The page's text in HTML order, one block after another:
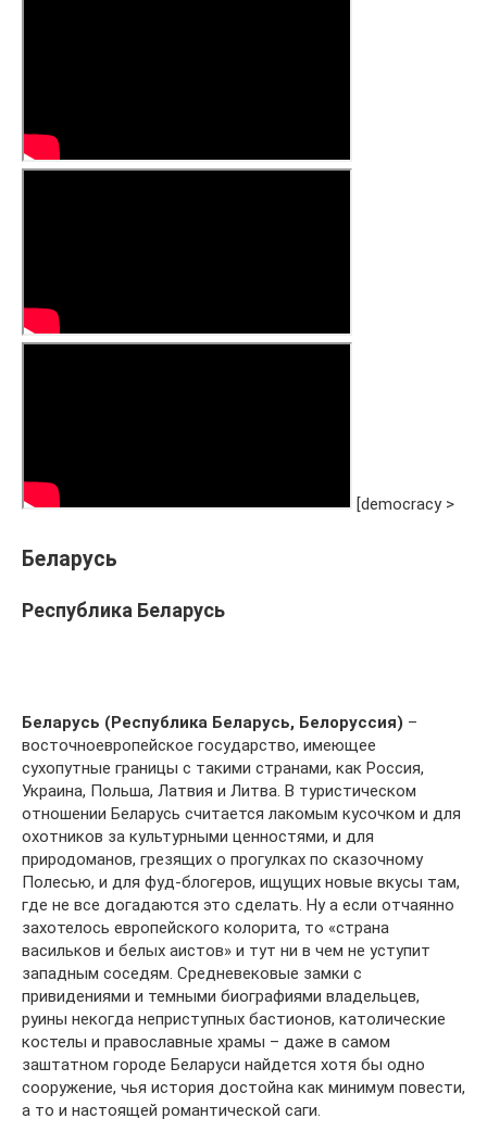
[democracy >
Беларусь
Республика Беларусь
Беларусь (Республика Беларусь, Белоруссия) –
восточноевропейское государство, имеющее
сухопутные границы с такими странами, как Россия,
Украина, Польша, Латвия и Литва. В туристическом
отношении Беларусь считается лакомым кусочком и для
охотников за культурными ценностями, и для
природоманов, грезящих о прогулках по сказочному
Полесью, и для фуд-блогеров, ищущих новые вкусы там,
где не все догадаются это сделать. Ну а если отчаянно
захотелось европейского колорита, то «страна
васильков и белых аистов» и тут ни в чем не уступит
западным соседям. Средневековые замки с
привидениями и темными биографиями владельцев,
руины некогда неприступных бастионов, католические
костелы и православные храмы – даже в самом
заштатном городе Беларуси найдется хотя бы одно
сооружение, чья история достойна как минимум повести,
а то и настоящей романтической саги.